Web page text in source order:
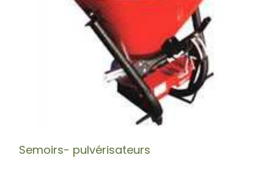
Semoirs- pulvérisateurs